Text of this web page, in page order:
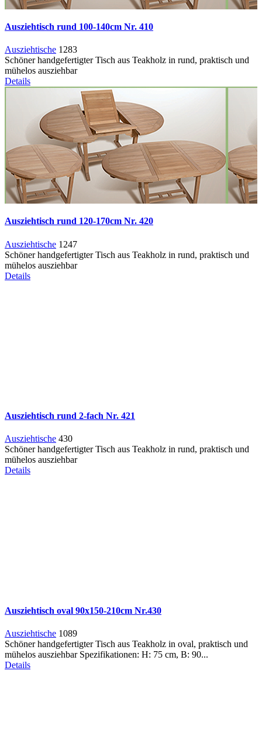
Ausziehtisch rund 100-140cm Nr. 410
Ausziehtische 1283
Schöner handgefertigter Tisch aus Teakholz in rund, praktisch und
mühelos ausziehbar
Details
Ausziehtisch rund 120-170cm Nr. 420
Ausziehtische 1247
Schöner handgefertigter Tisch aus Teakholz in rund, praktisch und
mühelos ausziehbar
Details
Ausziehtisch rund 2-fach Nr. 421
Ausziehtische 430
Schöner handgefertigter Tisch aus Teakholz in rund, praktisch und
mühelos ausziehbar
Details
Ausziehtisch oval 90x150-210cm Nr.430
Ausziehtische 1089
Schöner handgefertigter Tisch aus Teakholz in oval, praktisch und
mühelos ausziehbar Spezifikationen: H: 75 cm, B: 90...
Details